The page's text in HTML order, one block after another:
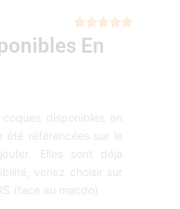

En
disponibles en
été référencées sur le
Elles sont déja
venez choisir sur
(face au macdo)